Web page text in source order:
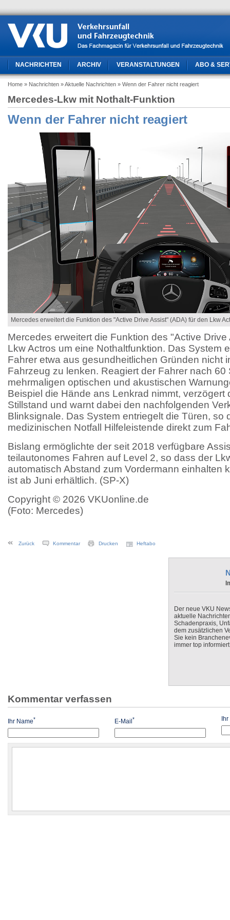
NACHRICHTEN ARCHIV VERANSTALTUNGEN ABO &
Home » Nachrichten » Aktuelle Nachrichten » Wenn der Fahrer nicht reagiert
Mercedes-Lkw mit Nothalt-Funktion
Wenn der Fahrer nicht reagiert
Mercedes erweitert die Funktion des "Active Drive Assist" (ADA) für den Lkw
Mercedes erweitert die Funktion des "Active
Lkw Actros um eine Nothaltfunktion. Das System
Fahrer etwa aus gesundheitlichen Gründen nicht
Fahrzeug zu lenken. Reagiert der Fahrer nach
mehrmaligen optischen und akustischen
Beispiel die Hände ans Lenkrad nimmt, verzögert
Stillstand und warnt dabei den nachfolgenden
Blinksignale. Das System entriegelt die Türen, so
medizinischen Notfall Hilfeleistende direkt zum
Bislang ermöglichte der seit 2018 verfügbare
teilautonomes Fahren auf Level 2, so dass der
automatisch Abstand zum Vordermann einhalten
ist ab Juni erhältlich. (SP-X)
Copyright © 2026 VKUonline.de
(Foto: Mercedes)
Zurück Kommentar Drucken Heftabo
Der neue VKU
aktuelle
Schadenpraxis,
dem zusätzlichen
Sie kein
immer top
Kommentar verfassen
Ihr Name* E-Mail* Ihr